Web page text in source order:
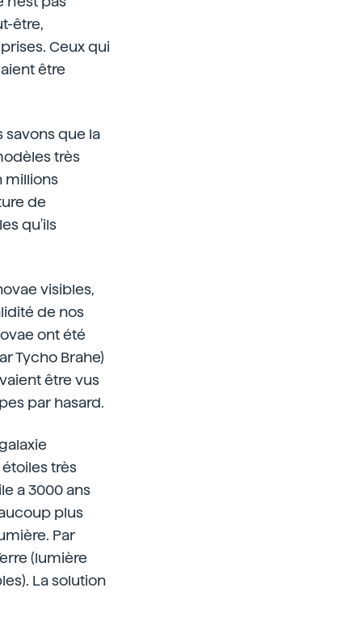
être,
Ceux qui
être
que la
très
millions
de
qu'ils
visibles,
de nos
ont été
Tycho Brahe)
être vus
par hasard.
très
a 3000 ans
plus
Par
(lumière
La solution